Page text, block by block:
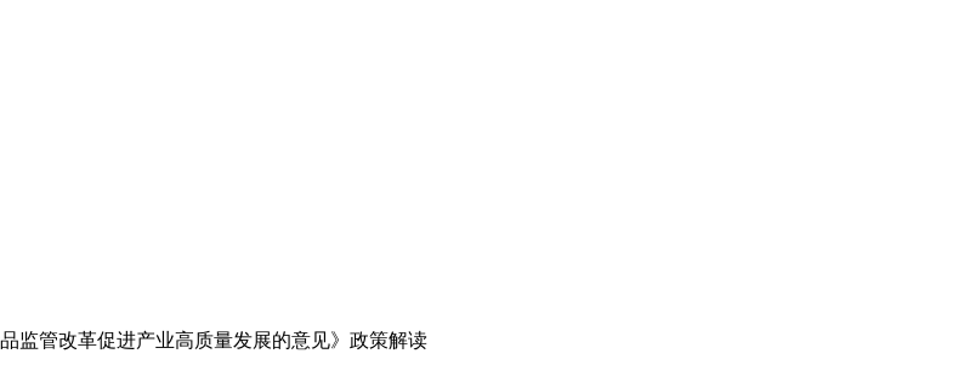
监管改革促进产业高质量发展的意见》政策解读